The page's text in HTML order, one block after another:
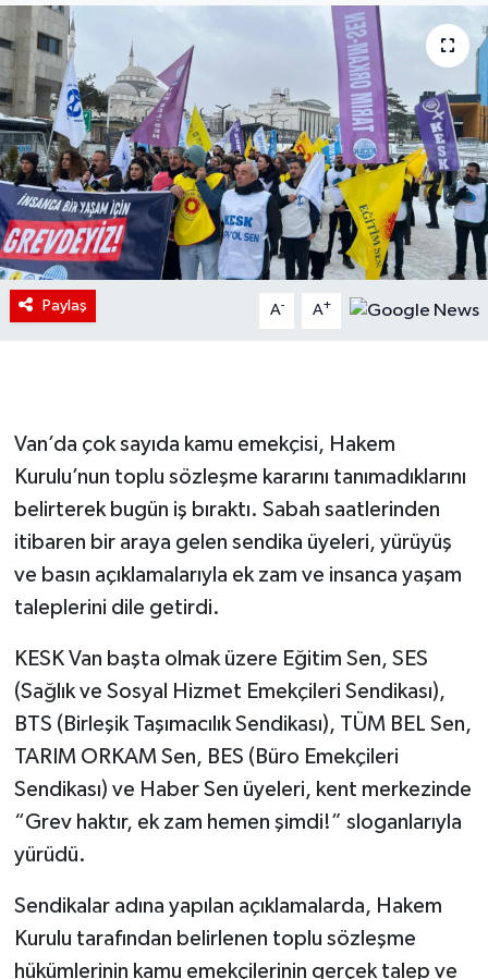
Paylaş A- A+
Van’da çok sayıda kamu emekçisi, Hakem
Kurulu’nun toplu sözleşme kararını tanımadıklarını
belirterek bugün iş bıraktı. Sabah saatlerinden
itibaren bir araya gelen sendika üyeleri, yürüyüş
ve basın açıklamalarıyla ek zam ve insanca yaşam
taleplerini dile getirdi.
KESK Van başta olmak üzere Eğitim Sen, SES
(Sağlık ve Sosyal Hizmet Emekçileri Sendikası),
BTS (Birleşik Taşımacılık Sendikası), TÜM BEL Sen,
TARIM ORKAM Sen, BES (Büro Emekçileri
Sendikası) ve Haber Sen üyeleri, kent merkezinde
“Grev haktır, ek zam hemen şimdi!” sloganlarıyla
yürüdü.
Sendikalar adına yapılan açıklamalarda, Hakem
Kurulu tarafından belirlenen toplu sözleşme
hükümlerinin kamu emekçilerinin gerçek talep ve